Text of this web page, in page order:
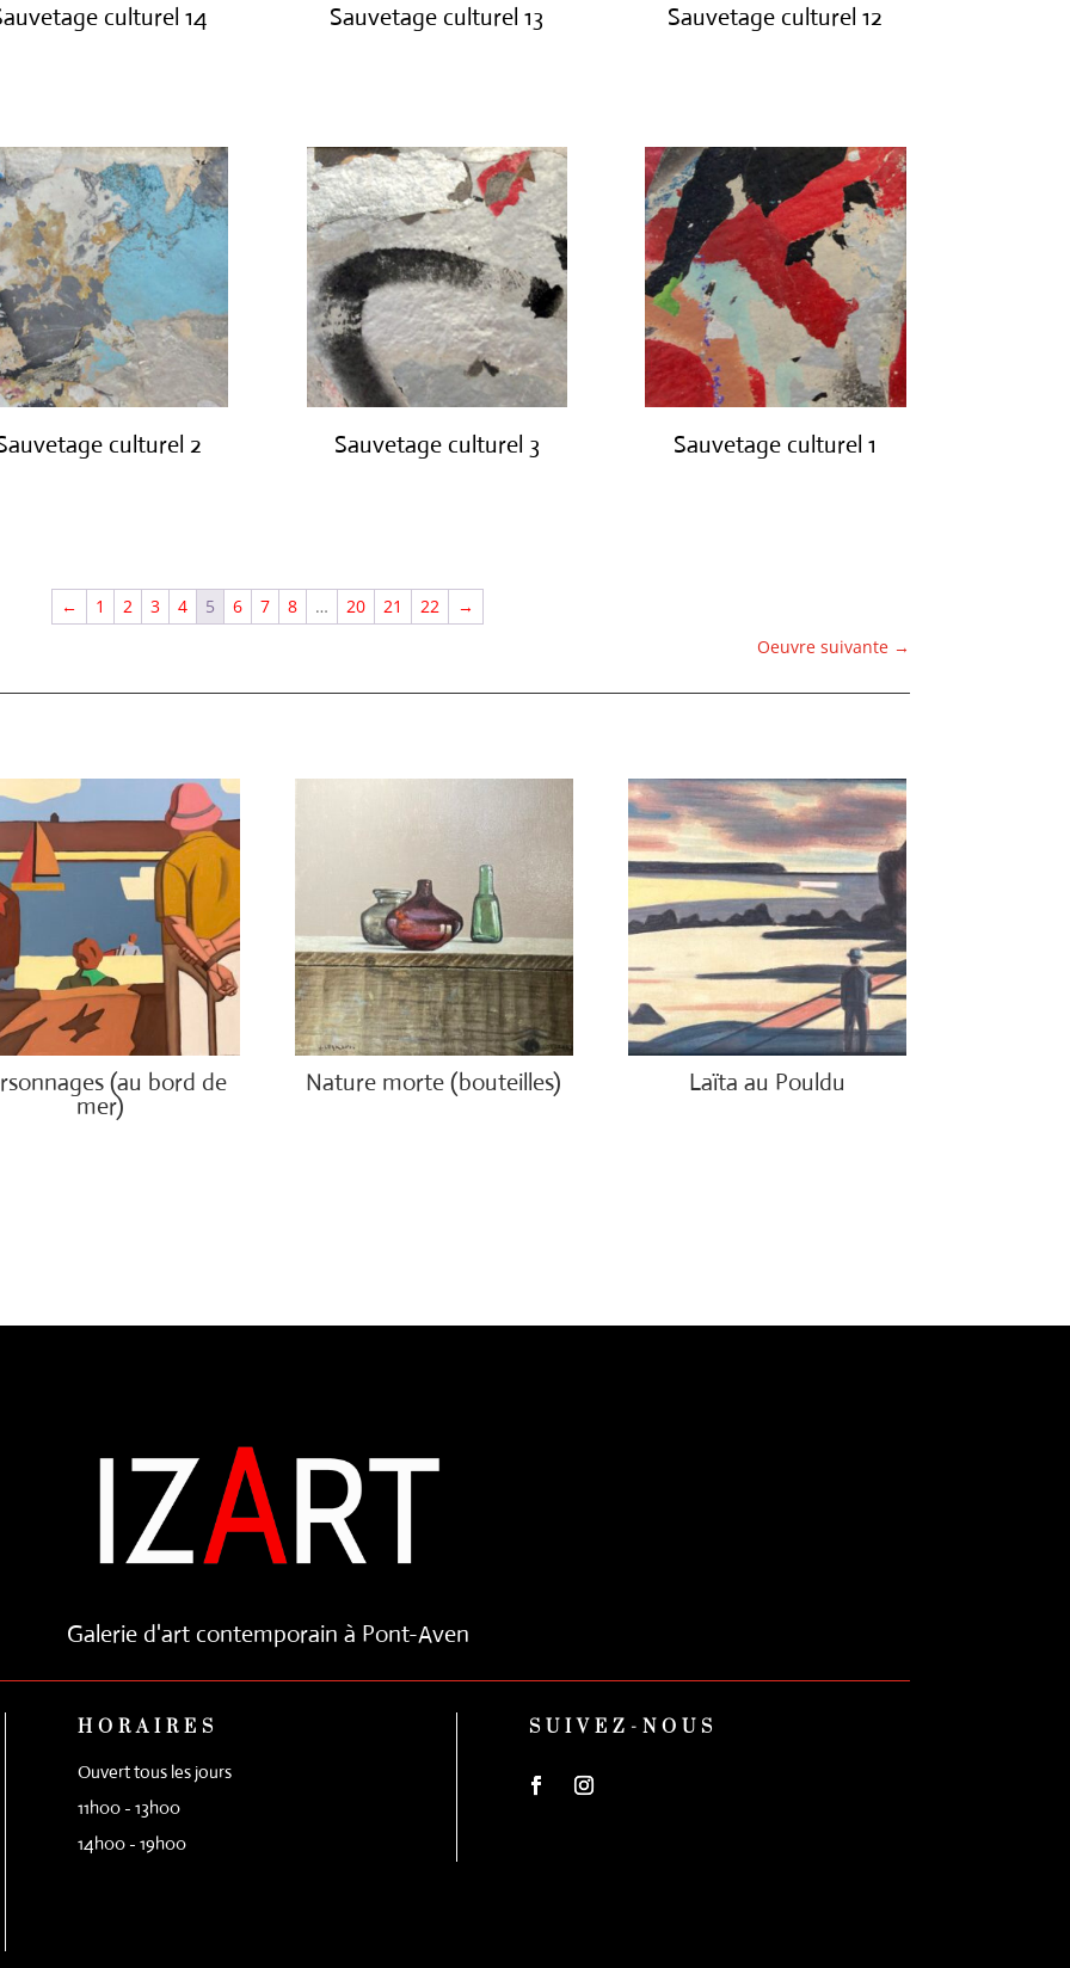
culturel 14 Sauvetage culturel 13 Sauvetage culturel 12
culturel 2 Sauvetage culturel 3 Sauvetage culturel 1
← 1 2 3 4 5 6 7 8 … 20 21 22
→
Oeuvre suivante→
(au bord de
mer)
Nature morte (bouteilles) Laïta au Pouldu
Galerie d'art contemporain à Pont-Aven
HORAIRES
Ouvert tous les jours
11h00 - 13h00
14h00 - 19h00
SUIVEZ-NOUS